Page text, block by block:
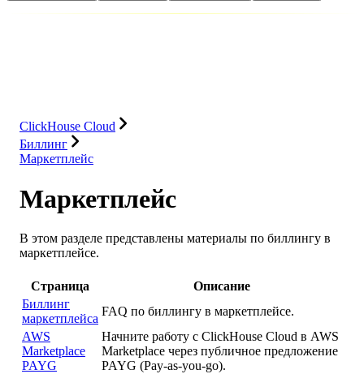
ClickHouse Cloud
Биллинг
Маркетплейс
Маркетплейс
В этом разделе представлены материалы по биллингу в
маркетплейсе.
Страница
Описание
Биллинг
маркетплейса
FAQ по биллингу в маркетплейсе.
AWS
Marketplace
PAYG
Начните работу с ClickHouse Cloud в AWS
Marketplace через публичное предложение
PAYG (Pay-as-you-go).